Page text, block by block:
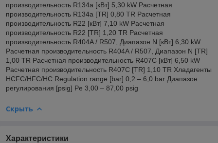
производительность R134a [кВт] 5,30 kW Расчетная
производительность R134a [TR] 0,80 TR Расчетная
производительность R22 [кВт] 7,10 kW Расчетная
производительность R22 [TR] 1,20 TR Расчетная
производительность R404A / R507, Диапазон N [кВт] 6,30 kW
Расчетная производительность R404A / R507, Диапазон N [TR]
1,00 TR Расчетная производительность R407C [кВт] 6,50 kW
Расчетная производительность R407C [TR] 1,10 TR Хладагенты
HCFC/HFC/HC Regulation range [bar] 0,2 – 6,0 bar Диапазон
регулирования [psig] Pe 3,00 – 87,00 psig
Скрыть
Характеристики